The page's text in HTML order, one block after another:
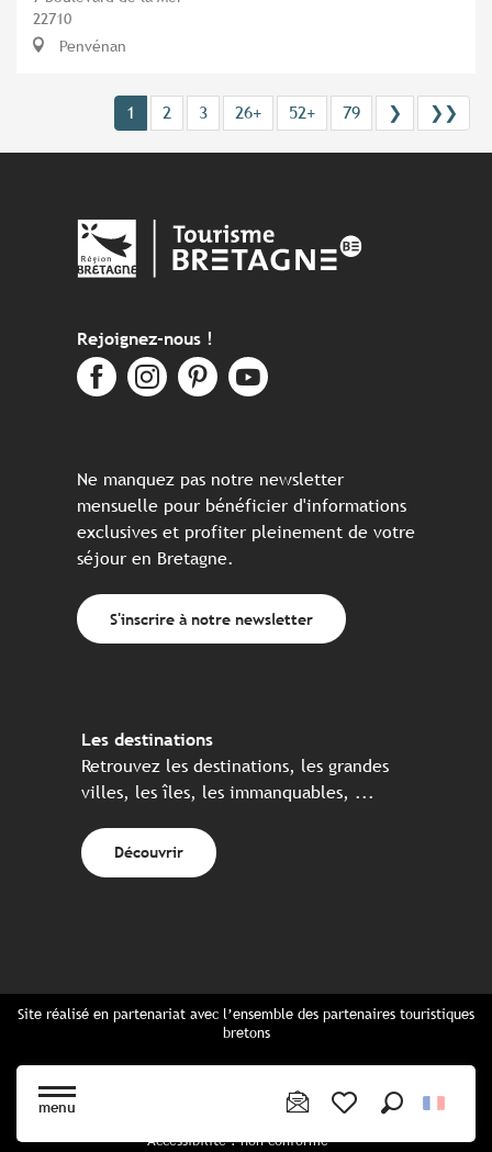
menu
22710
Penvénan
1 2 3 26+ 52+ 79 ❯ ❯❯
Rejoignez-nous !
Ne manquez pas notre newsletter
mensuelle pour bénéficier d'informations
exclusives et profiter pleinement de votre
séjour en Bretagne.
S'inscrire à notre newsletter
Les destinations
Retrouvez les destinations, les grandes
villes, les îles, les immanquables, ...
Découvrir
Site réalisé en partenariat avec l’ensemble des partenaires touristiques
bretons
Cartes Bretagne & brochures
Accessibilité : non conforme